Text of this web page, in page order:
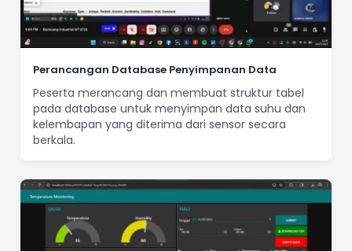
Perancangan Database Penyimpanan Data
Peserta merancang dan membuat struktur tabel
pada database untuk menyimpan data suhu dan
kelembapan yang diterima dari sensor secara
berkala.